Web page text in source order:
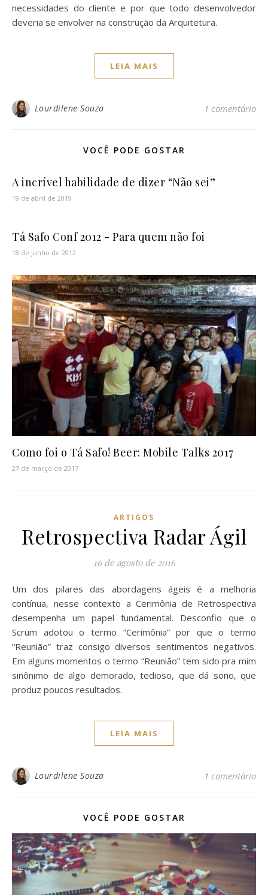
necessidades do cliente e por que todo desenvolvedor
deveria se envolver na construção da Arquitetura.
LEIA MAIS
Lourdilene Souza 1 comentário
VOCÊ PODE GOSTAR
A incrível habilidade de dizer “Não sei”
19 de abril de 2019
Tá Safo Conf 2012 - Para quem não foi
18 de junho de 2012
Como foi o Tá Safo! Beer: Mobile Talks 2017
27 de março de 2017
ARTIGOS
Retrospectiva Radar Ágil
16 de agosto de 2016
Um dos pilares das abordagens ágeis é a melhoria
contínua, nesse contexto a Cerimônia de Retrospectiva
desempenha um papel fundamental. Desconfio que o
Scrum adotou o termo “Cerimônia” por que o termo
“Reunião” traz consigo diversos sentimentos negativos.
Em alguns momentos o termo “Reunião” tem sido pra mim
sinônimo de algo demorado, tedioso, que dá sono, que
produz poucos resultados.
LEIA MAIS
Lourdilene Souza 1 comentário
VOCÊ PODE GOSTAR